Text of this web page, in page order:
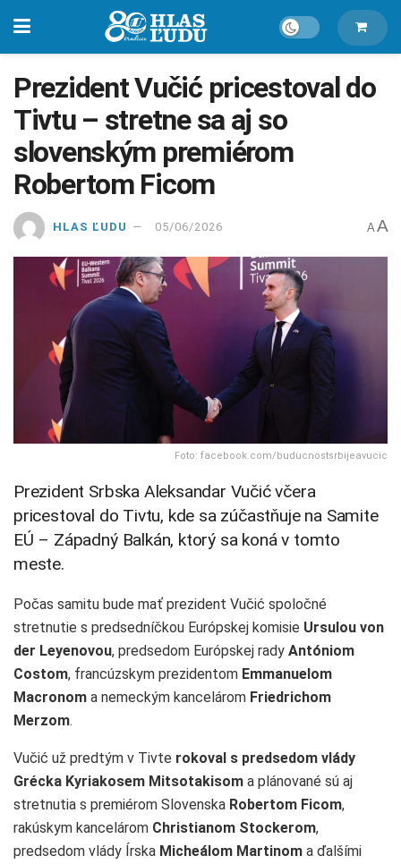
Prezident Vučić pricestoval do
Tivtu – stretne sa aj so
slovenským premiérom
Robertom Ficom
HLAS ĽUDU 05/06/2026 A A
Foto: facebook.com/buducnostsrbijeavucic
Prezident Srbska Aleksandar Vučić včera
pricestoval do Tivtu, kde sa zúčastňuje na Samite
EÚ – Západný Balkán, ktorý sa koná v tomto
meste.
Počas samitu bude mať prezident Vučić spoločné
stretnutie s predsedníčkou Európskej komisie Ursulou von
der Leyenovou, predsedom Európskej rady Antóniom
Costom, francúzskym prezidentom Emmanuelom
Macronom a nemeckým kancelárom Friedrichom
Merzom.
Vučić už predtým v Tivte rokoval s predsedom vlády
Grécka Kyriakosem Mitsotakisom a plánované sú aj
stretnutia s premiérom Slovenska Robertom Ficom,
rakúskym kancelárom Christianom Stockerom,
predsedom vlády Írska Micheálom Martinom a ďalšími